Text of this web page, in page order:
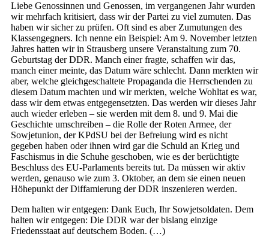
Liebe Genossinnen und Genossen, im vergangenen Jahr wurden
wir mehrfach kritisiert, dass wir der Partei zu viel zumuten. Das
haben wir sicher zu prüfen. Oft sind es aber Zumutungen des
Klassengegners. Ich nenne ein Beispiel: Am 9. November letzten
Jahres hatten wir in Strausberg unsere Veranstaltung zum 70.
Geburtstag der DDR. Manch einer fragte, schaffen wir das,
manch einer meinte, das Datum wäre schlecht. Dann merkten wir
aber, welche gleichgeschaltete Propaganda die Herrschenden zu
diesem Datum machten und wir merkten, welche Wohltat es war,
dass wir dem etwas entgegensetzten. Das werden wir dieses Jahr
auch wieder erleben – sie werden mit dem 8. und 9. Mai die
Geschichte umschreiben – die Rolle der Roten Armee, der
Sowjetunion, der KPdSU bei der Befreiung wird es nicht
gegeben haben oder ihnen wird gar die Schuld an Krieg und
Faschismus in die Schuhe geschoben, wie es der berüchtigte
Beschluss des EU-Parlaments bereits tut. Da müssen wir aktiv
werden, genauso wie zum 3. Oktober, an dem sie einen neuen
Höhepunkt der Diffamierung der DDR inszenieren werden.
Dem halten wir entgegen: Dank Euch, Ihr Sowjetsoldaten. Dem
halten wir entgegen: Die DDR war der bislang einzige
Friedensstaat auf deutschem Boden. (…)